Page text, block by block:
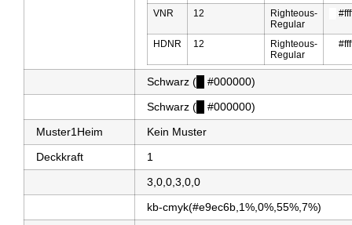
VNR 12
Righteous-
Regular
HDNR 12
Righteous-
Regular
Schwarz (
#000000)
Schwarz (
#000000)
Muster1Heim
Kein Muster
Deckkraft
1
3,0,0,3,0,0
kb-cmyk(#e9ec6b,1%,0%,55%,7%)